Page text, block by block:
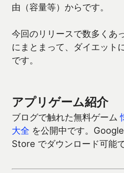
由（容量等）からです。
今回のリリースで数多くあ
にまとまって、ダイエット
です。
アプリゲーム紹介
ブログで触れた無料ゲーム
大全 を公開中です。
Store でダウンロード可能で